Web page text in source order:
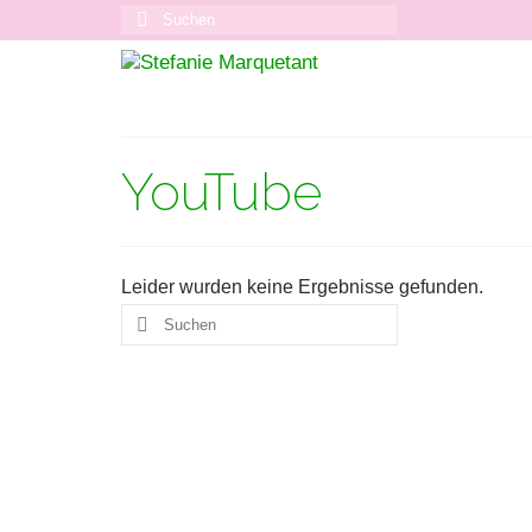
Suchen
nach:
YouTube
Leider wurden keine Ergebnisse gefunden.
Suchen
nach: